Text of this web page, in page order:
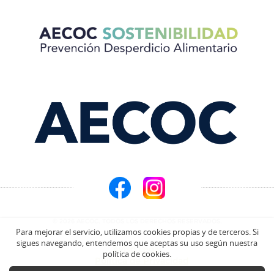
Aviso Legal
Política de Privacidad
Para mejorar el servicio, utilizamos cookies propias y de terceros. Si
sigues navegando, entendemos que aceptas su uso según nuestra
política de cookies.